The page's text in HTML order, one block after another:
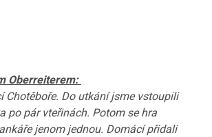
Oberreiterem:
Chotěboře. Do utkání jsme vstoupili
po pár vteřinách. Potom se hra
jenom jednou. Domácí přidali